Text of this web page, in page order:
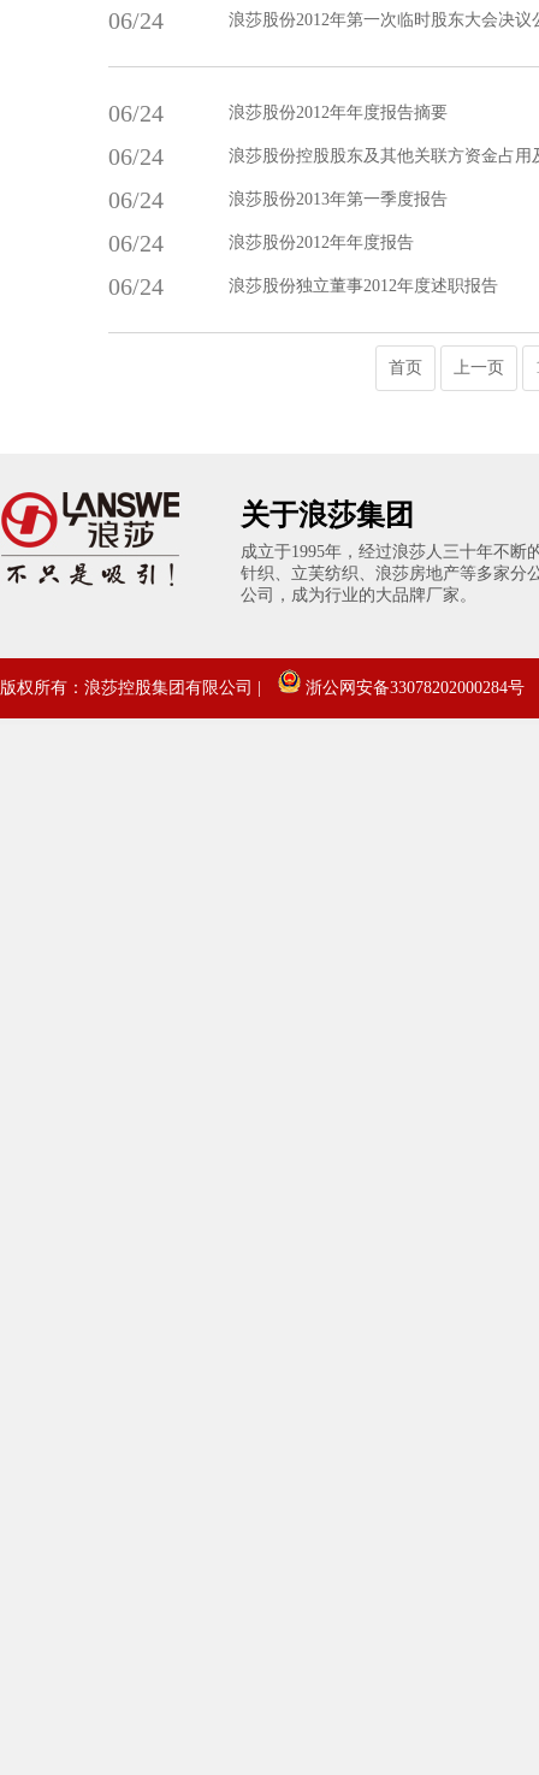
06/24 浪莎股份2012年第一次临时股东大会决议
06/24 浪莎股份2012年年度报告摘要
06/24 浪莎股份控股股东及其他关联方资金占用
06/24 浪莎股份2013年第一季度报告
06/24 浪莎股份2012年年度报告
06/24 浪莎股份独立董事2012年度述职报告
首页 上一页
关于浪莎集团
成立于1995年，经过浪莎人三十年不断
针织、立芙纺织、浪莎房地产等多家分
公司，成为行业的大品牌厂家。
版权所有：浪莎控股集团有限公司 | 浙公网安备33078202000284号